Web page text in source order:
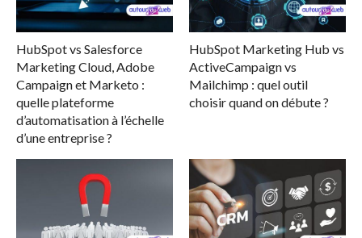
HubSpot vs Salesforce
Marketing Cloud, Adobe
Campaign et Marketo :
quelle plateforme
d’automatisation à l’échelle
d’une entreprise ?
HubSpot Marketing Hub vs
ActiveCampaign vs
Mailchimp : quel outil
choisir quand on débute ?